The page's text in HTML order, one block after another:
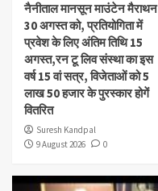
नैनीताल मानसून माउंटेन मैराथन
30 अगस्त को, प्रतियोगिता में
प्रवेश के लिए अंतिम तिथि 15
अगस्त,रन टू लिव संस्था का इस
वर्ष 15 वां सत्र, विजेताओं को 5
लाख 50 हजार के पुरस्कार होगें
वितरित
Suresh Kandpal
9 August 2026
0